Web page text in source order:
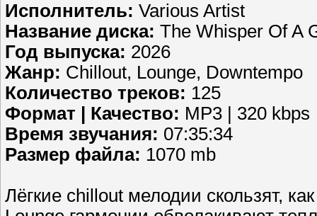
Исполнитель: Various Artist
Название диска: The Whisper Of A
Год выпуска: 2026
Жанр: Chillout, Lounge, Downtempo
Количество треков: 125
Формат | Качество: MP3 | 320 kbps
Время звучания: 07:35:34
Размер файла: 1070 mb
Лёгкие chillout мелодии скользят,